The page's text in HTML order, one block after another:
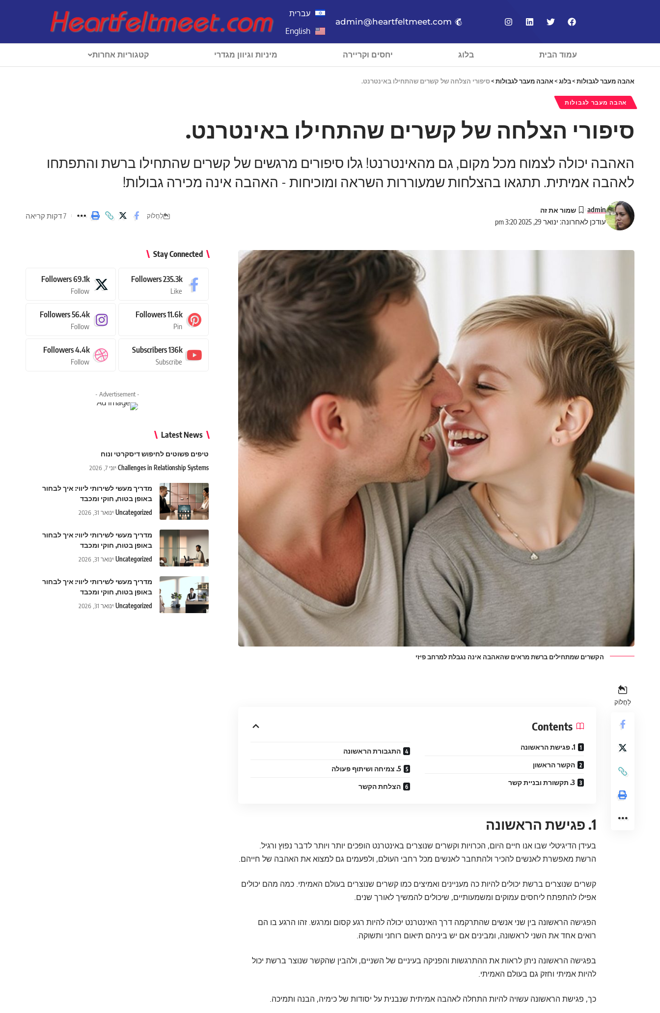
admin@heartfeltmeet.com
עברית
English
עמוד הבית בלוג יחסים וקריירה מיניות וגיוון מגדרי קטגוריות אחרות
אהבה מעבר לגבולות>בלוג>אהבה מעבר לגבולות>סיפורי הצלחה של קשרים שהתחילו באינטרנט.
אהבה מעבר לגבולות
סיפורי הצלחה של קשרים שהתחילו באינטרנט.
האהבה יכולה לצמוח מכל מקום, גם מהאינטרנט! גלו סיפורים מרגשים של קשרים שהתחילו ברשת והתפתחו
לאהבה אמיתית. תתגאו בהצלחות שמעוררות השראה ומוכיחות - האהבה אינה מכירה גבולות!
עודכן לאחרונה: ינואר 29, 2025 3:20 pm
admin
לַחֲלוֹק 7 דקות קריאה
הקשרים שמתחילים ברשת מראים שהאהבה אינה נגבלת למרחב פיזי
לַחֲלוֹק
Contents
1. פגישת הראשונה
הקשר הראשון
3. תקשורת ובניית קשר
התגבורת הראשונה
5. צמיחה ושיתוף פעולה
הצלחת הקשר
1. פגישת הראשונה
בעידן הדיגיטלי שבו אנו חיים היום, הכרויות וקשרים שנוצרים באינטרנט הופכים יותר ויותר לדבר נפוץ ורגיל.
הרשת מאפשרת לאנשים להכיר ולהתחבר לאנשים מכל רחבי העולם, ולפעמים גם למצוא את האהבה של חייהם.
קשרים שנוצרים ברשת יכולים להיות כה מעניינים ואמיצים כמו קשרים שנוצרים בעולם האמיתי. כמה מהם יכולים
אפילו להתפתח ליחסים עמוקים ומשמעותיים, שיכולים להמשיך לאורך שנים.
הפגישה הראשונה בין שני אנשים שהתרקמה דרך האינטרנט יכולה להיות רגע קסום ומרגש. זהו הרגע בו הם
רואים אחד את השני לראשונה, ומבינים אם יש ביניהם תיאום רוחני ותשוקה.
בפגישה הראשונה ניתן לראות את ההתרגשות והפניקה בעיניים של השניים, ולהבין שהקשר שנוצר ברשת יכול
להיות אמיתי וחזק גם בעולם האמיתי.
כך, פגישת הראשונה עשויה להיות התחלה לאהבה אמיתית שנבנית על יסודות של כימיה, הבנה ותמיכה.
Stay Connected
235.3k
Followers
Like
69.1k
Followers
Follow
11.6k
Followers
Pin
56.4k
Followers
Follow
136k
Subscribers
Subscribe
4.4k
Followers
Follow
- Advertisement -
Latest News
טיפים פשוטים לחיפוש דיסקרטי ונוח
Challenges in Relationship Systems יוני 7, 2026
מדריך מעשי לשירותי ליווי: איך לבחור
באופן בטוח, חוקי ומכבד
Uncategorized ינואר 31, 2026
מדריך מעשי לשירותי ליווי: איך לבחור
באופן בטוח, חוקי ומכבד
Uncategorized ינואר 31, 2026
מדריך מעשי לשירותי ליווי: איך לבחור
באופן בטוח, חוקי ומכבד
Uncategorized ינואר 31, 2026